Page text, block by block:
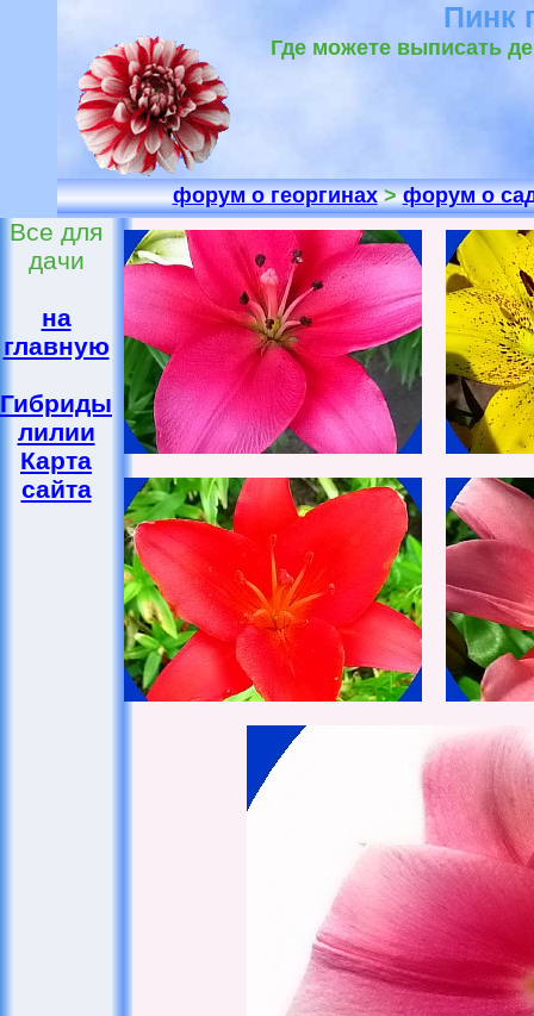
Пинк
Где можете выписать
форум о георгинах>форум о
Все для
дачи
на
главную
Гибриды
лилии
Карта
сайта